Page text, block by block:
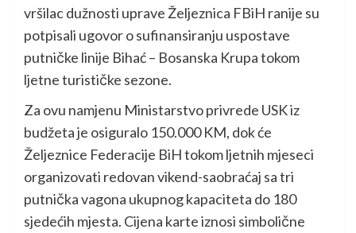
vršilac dužnosti uprave Željeznica FBiH ranije su
potpisali ugovor o sufinansiranju uspostave
putničke linije Bihać – Bosanska Krupa tokom
ljetne turističke sezone.
Za ovu namjenu Ministarstvo privrede USK iz
budžeta je osiguralo 150.000 KM, dok će
Željeznice Federacije BiH tokom ljetnih mjeseci
organizovati redovan vikend-saobraćaj sa tri
putnička vagona ukupnog kapaciteta do 180
sjedećih mjesta. Cijena karte iznosi simbolične